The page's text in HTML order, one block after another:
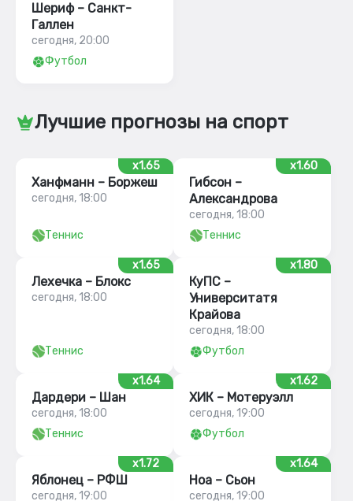
Шериф – Санкт-
Галлен
сегодня, 20:00
Футбол
Лучшие прогнозы на спорт
x1.65
Ханфманн – Боржеш
сегодня, 18:00
Теннис
x1.60
Гибсон –
Александрова
сегодня, 18:00
Теннис
x1.65
Лехечка – Блокс
сегодня, 18:00
Теннис
x1.80
КуПС –
Университатя
Крайова
сегодня, 18:00
Футбол
x1.64
Дардери – Шан
сегодня, 18:00
Теннис
x1.62
ХИК – Мотеруэлл
сегодня, 19:00
Футбол
x1.72
Яблонец – РФШ
сегодня, 19:00
x1.64
Ноа – Сьон
сегодня, 19:00